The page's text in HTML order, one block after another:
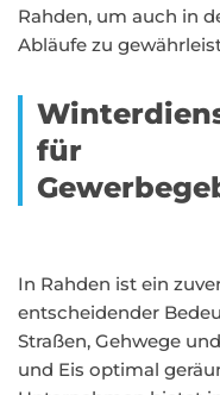
Rahden, um auch in
Abläufe zu
für
In Rahden ist ein
entscheidender
Straßen, Gehwege
und Eis optimal